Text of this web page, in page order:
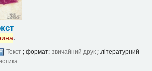
.
Текст; формат:звичайний друк; літературний